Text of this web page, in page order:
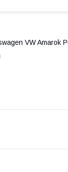
VW